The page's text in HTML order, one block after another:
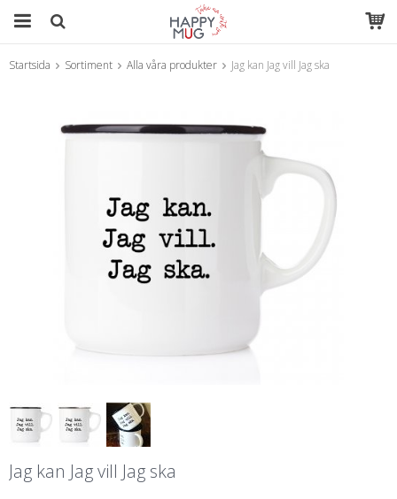
Startsida Sortiment Alla våra produkter Jag kan Jag vill Jag ska
Jag kan Jag vill Jag ska